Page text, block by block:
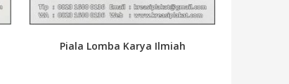
Piala Lomba Karya Ilmiah